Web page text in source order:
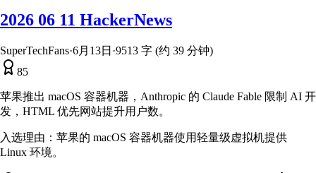
2026 06 11 HackerNews
SuperTechFans·6月13日 ·9513 字 (约 39 分钟)
85
苹果推出 macOS 容器机器，Anthropic 的 Claude Fable 限制 AI 开
发，HTML 优先网站提升用户数。
入选理由： 苹果的 macOS 容器机器使用轻量级虚拟机提供
Linux 环境。